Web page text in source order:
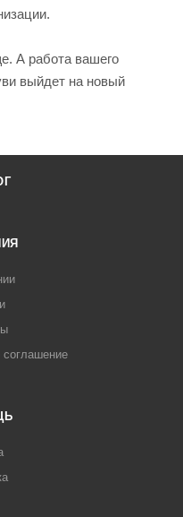
А работа вашего
выйдет на новый
соглашение